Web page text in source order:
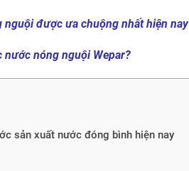
nguội được ưa chuộng nhất hiện nay
nước nóng nguội Wepar?
sản xuất nước đóng bình hiện nay